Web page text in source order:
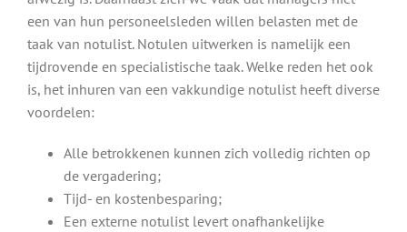
een van hun personeelsleden willen belasten met de
taak van notulist. Notulen uitwerken is namelijk een
tijdrovende en specialistische taak. Welke reden het ook
is, het inhuren van een vakkundige notulist heeft diverse
voordelen:
Alle betrokkenen kunnen zich volledig richten op
de vergadering;
Tijd- en kostenbesparing;
Een externe notulist levert onafhankelijke